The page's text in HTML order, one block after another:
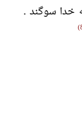
خدا سوگند ـ